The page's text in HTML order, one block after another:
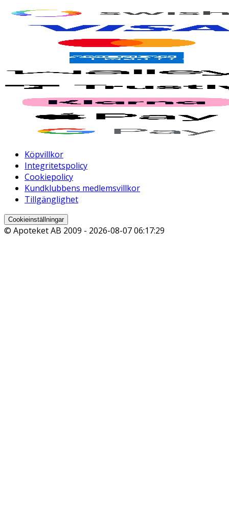
Köpvillkor
Integritetspolicy
Cookiepolicy
Kundklubbens medlemsvillkor
Tillgänglighet
Cookieinställningar
© Apoteket AB 2009 - 2026-08-07 06:17:29